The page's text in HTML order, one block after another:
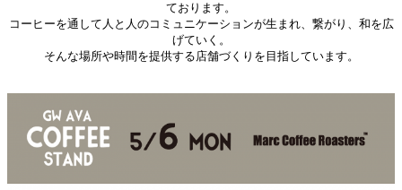
ております。
コーヒーを通して人と人のコミュニケーションが生まれ、 繋がり、和を広
げていく。
そんな場所や時間を提供する店舗づくりを目指しています。